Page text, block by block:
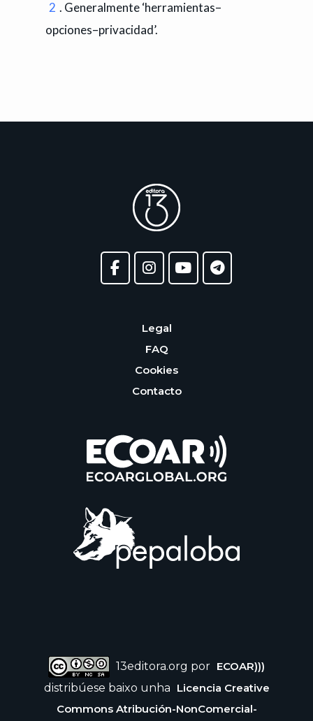
2 . Generalmente ‘herramientas–
opciones–privacidad’.
Legal
FAQ
Cookies
Contacto
13editora.org por ECOAR)))
distribúese baixo unha Licencia Creative
Commons Atribución-NonComercial-